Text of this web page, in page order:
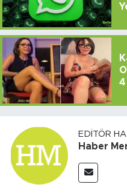
4
EDITÖR
Haber